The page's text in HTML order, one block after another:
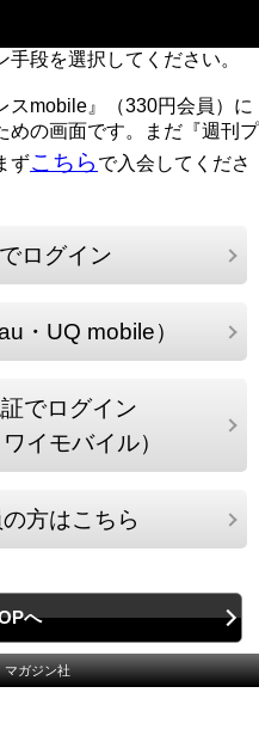
段を選択してください。
mobile』（330円会員）に
めの画面です。まだ『週刊プ
ずこちら で入会してくださ
ログイン
・UQ mobile）
でログイン
イモバイル）
方はこちら
へ
マガジン社